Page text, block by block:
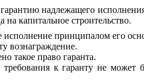
надлежащего
капитальное строительство.
принципалом его
вознаграждение.
такое право гаранта.
к гаранту не может